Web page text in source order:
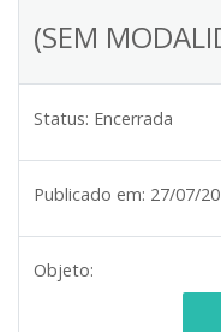
(SEM
Status: Encerrada
Publicado em: 27/07/
Objeto: